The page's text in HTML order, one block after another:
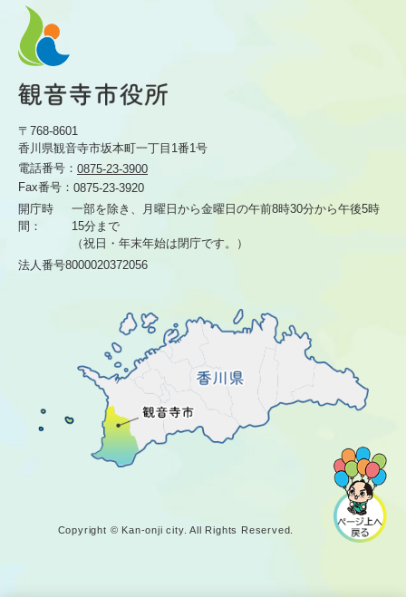
〒768-8601
香川県観音寺市坂本町一丁目1番1号
電話番号： 0875-23-3900
Fax番号： 0875-23-3920
開庁時
間：
一部を除き、月曜日から金曜日の午前8時30分から午後5時
15分まで
（祝日・年末年始は閉庁です。）
法人番号8000020372056
Copyright © Kan-onji city. All Rights Reserved.